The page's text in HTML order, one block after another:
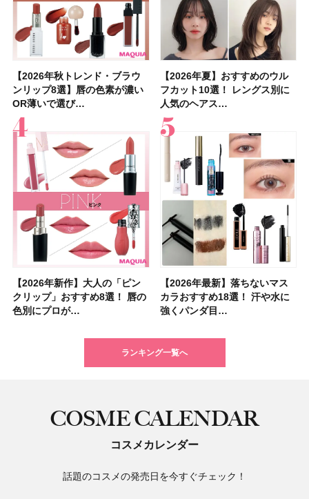
【2026年秋トレンド・ブラウ
ンリップ8選】唇の色素が濃い
OR薄いで選び…
【2026年夏】おすすめのウル
フカット10選！ レングス別に
人気のヘアス…
【2026年新作】大人の「ピン
クリップ」おすすめ8選！ 唇の
色別にプロが…
【2026年最新】落ちないマス
カラおすすめ18選！ 汗や水に
強くパンダ目…
【石井美保さん】おすすめの
「ブライトニング」11選！ ス
キンケアからサプ…
【上田竜也さんのマイベストコ
スメ５選】大人になって開眼し
たからこそ愛が深…
【クリスマスコフレ2026】ク
リニークのホリデーコフレを一
挙紹介！ 人気…
【2026夏】「大人のニキビケ
ア」ランキングTOP5！＜マキ
アビューティ…
【2026年秋トレンド・ブラウ
ンリップ8選】唇の色素が濃い
OR薄いで選び…
【2026年新作】大人の「ピン
クリップ」おすすめ8選！ 唇の
色別にプロが…
【2026年最新】落ちないマス
カラおすすめ18選！ 汗や水に
強くパンダ目…
シャネルの新作リップ「ルージ
ュ ココ イドゥラ グロス」全15
色スウォッ…
【2026年】ボディ用日焼け止
めUVのおすすめ20選！ この夏
注目の人気…
【クリスマスコフレ2026】
HACCIのホリデーギフトが豪華
すぎると話題…
【石井美保さん・50歳のボディ
ケア愛用品16選】首・手・バス
トのパーツケ…
【ニベア】美容液リップクリー
ム＆ボディスクラブが新登場！
大人気の色付き…
【簡単・夏バテ防止レシピ12
選】食欲がない日にもおすす
め！ さっぱりご飯…
【美容系・伊能忠敬界隈】上西
星来さんは5年間1日1万歩を継
続！ 歩くとき…
【石井美保さんのおすすめお菓
子＆お茶10選】手土産にもぴっ
たり
【40代以上におすすめのプロテ
イン10選】美と健康に不可欠な
タンパク質を…
【2026年夏】おすすめのウル
フカット10選！ レングス別に
人気のヘアス…
【2026年夏】おすすめの髪型
36選！ショート・ボブ・ミディ
アム・ロング…
【2026年夏】小顔に見えるボ
ブの髪型37選！ レイヤー・切
りっぱなしな…
【最新】髪のうねり・広がり・
くせ毛におすすめのシャンプー
17選
【鈴木えみさんの愛用品30選】
コスメ・スキンケア・ヘアケア
etc.お気に…
【橋本環奈さんの美容Q&A】
顔用コスメで全身ケア！「お尻
や脚も喜んでくれ…
【ILLIT（アイリット）ライブ
レポ】TOYOTA ARENA
TOKY…
【無印良品】スキンケア×衣料
素材の最強タッグで実現！ 着
るだけで保湿でき…
【セザンヌ】8/7新色追加！
「ウォータリーティントリップ
」10モモピュ…
【スック2026新作】秋コレク
ションを全品スウォッチ&イエ
ベブルベ分け！
【ルナソルアイシャドウ】アイ
カラーレーションN新色・限定
色をイエベ・ブ…
ツヤ好きの人生チーク！エナモ
ル メロウメルティングチーク
限定〈102 ロ…
ランキング一覧へ
COSME CALENDAR
コスメカレンダー
話題のコスメの発売日を今すぐチェック！